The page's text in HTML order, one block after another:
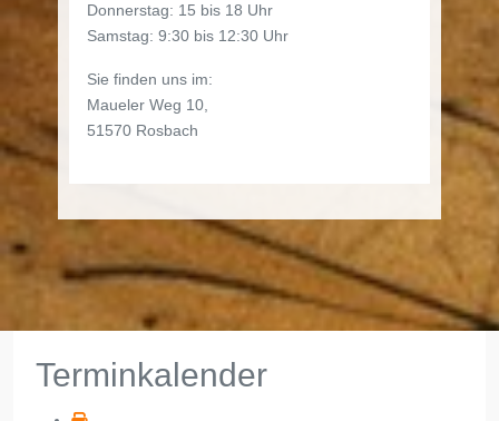
Donnerstag: 15 bis 18 Uhr
Samstag: 9:30 bis 12:30 Uhr
Sie finden uns im:
Maueler Weg 10,
51570 Rosbach
Terminkalender